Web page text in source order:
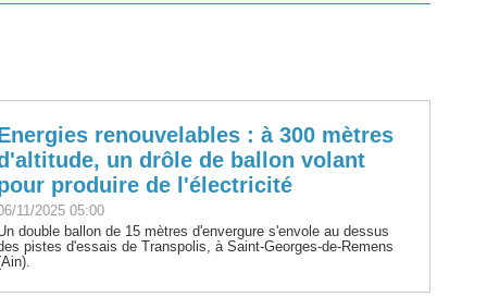
renouvelables : à 300 mètres
un drôle de ballon volant
produire de l'électricité
11/2025 05:00
double ballon de 15 mètres d'envergure s'envole au dessus
pistes d'essais de Transpolis, à Saint-Georges-de-Remens